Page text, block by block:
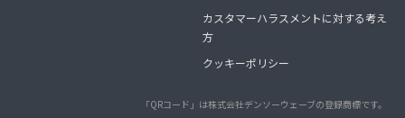
カスタマーハラスメントに対する考え
方
クッキーポリシー
「QRコード」は株式会社デンソーウェーブの登録商標です。